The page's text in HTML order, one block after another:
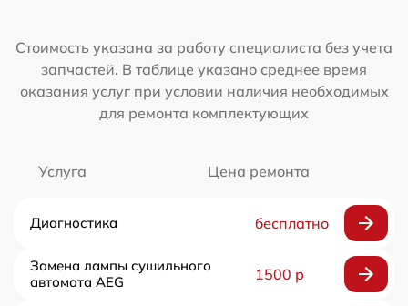
Стоимость указана за работу специалиста без учета
запчастей. В таблице указано среднее время
оказания услуг при условии наличия необходимых
для ремонта комплектующих
Услуга Цена ремонта
Диагностика бесплатно
Замена лампы сушильного
автомата AEG
1500 р